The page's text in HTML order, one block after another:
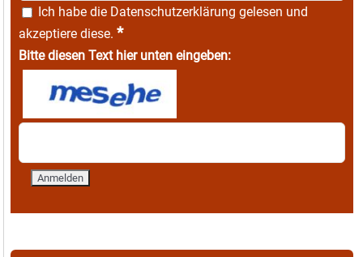
Ich habe die Datenschutzerklärung gelesen und
akzeptiere diese. *
Bitte diesen Text hier unten eingeben: